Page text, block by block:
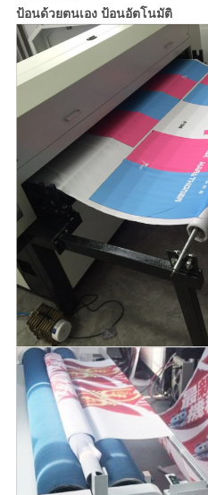
ป้อนด้วยตนเอง ป้อนอัตโนมัติ